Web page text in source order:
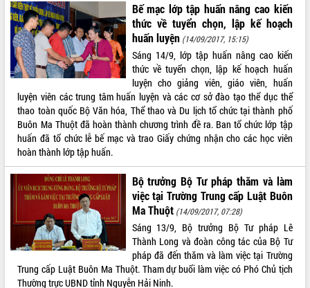
Bế mạc lớp tập huấn nâng cao kiến
thức về tuyển chọn, lập kế hoạch
huấn luyện (14/09/2017, 15:15)
Sáng 14/9, lớp tập huấn nâng cao kiến
thức về tuyển chọn, lập kế hoạch huấn
luyện cho giảng viên, giáo viên, huấn
luyện viên các trung tâm huấn luyện và các cơ sở đào tạo thể dục thể
thao toàn quốc Bộ Văn hóa, Thể thao và Du lịch tổ chức tại thành phố
Buôn Ma Thuột đã hoàn thành chương trình đề ra. Ban tổ chức lớp tập
huấn đã tổ chức lễ bế mạc và trao Giấy chứng nhận cho các học viên
hoàn thành lớp tập huấn.
Bộ trưởng Bộ Tư pháp thăm và làm
việc tại Trường Trung cấp Luật Buôn
Ma Thuột (14/09/2017, 07:28)
Sáng 13/9, Bộ trưởng Bộ Tư pháp Lê
Thành Long và đoàn công tác của Bộ Tư
pháp đã đến thăm và làm việc tại Trường
Trung cấp Luật Buôn Ma Thuột. Tham dự buổi làm việc có Phó Chủ tịch
Thường trực UBND tỉnh Nguyễn Hải Ninh.